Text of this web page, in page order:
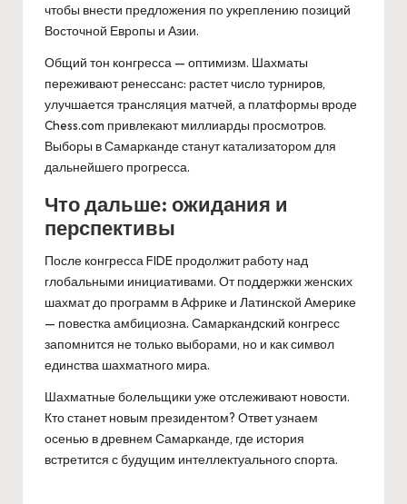
чтобы внести предложения по укреплению позиций
Восточной Европы и Азии.
Общий тон конгресса — оптимизм. Шахматы
переживают ренессанс: растет число турниров,
улучшается трансляция матчей, а платформы вроде
Chess.com привлекают миллиарды просмотров.
Выборы в Самарканде станут катализатором для
дальнейшего прогресса.
Что дальше: ожидания и
перспективы
После конгресса FIDE продолжит работу над
глобальными инициативами. От поддержки женских
шахмат до программ в Африке и Латинской Америке
— повестка амбициозна. Самаркандский конгресс
запомнится не только выборами, но и как символ
единства шахматного мира.
Шахматные болельщики уже отслеживают новости.
Кто станет новым президентом? Ответ узнаем
осенью в древнем Самарканде, где история
встретится с будущим интеллектуального спорта.